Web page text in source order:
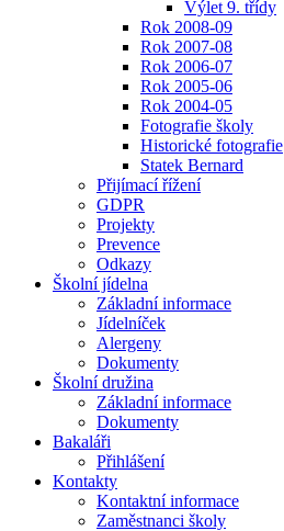
Výlet 9. třídy
Rok 2008-09
Rok 2007-08
Rok 2006-07
Rok 2005-06
Rok 2004-05
Fotografie školy
Historické fotografie
Statek Bernard
Přijímací řížení
GDPR
Projekty
Prevence
Odkazy
Školní jídelna
Základní informace
Jídelníček
Alergeny
Dokumenty
Školní družina
Základní informace
Dokumenty
Bakaláři
Přihlášení
Kontakty
Kontaktní informace
Zaměstnanci školy